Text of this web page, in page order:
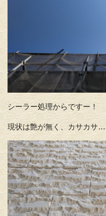
シーラー処理からですー！
現状は艶が無く、カサカサ…